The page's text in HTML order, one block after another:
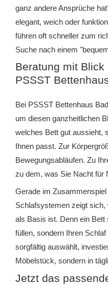
ganz andere Ansprüche
elegant, weich oder
führen oft schneller zum
Suche nach einem
Beratung mit
PSSST
Bei PSSST Bettenhaus
um diesen ganzheitlichen
welches Bett gut aussieht,
Ihnen passt. Zur
Bewegungsabläufen. Zu
zu dem, was Sie Nacht für
Gerade im
Schlafsystemen zeigt
als Basis ist. Denn ein Bett
füllen, sondern Ihren
sorgfältig auswählt,
Möbelstück, sondern in
Jetzt das